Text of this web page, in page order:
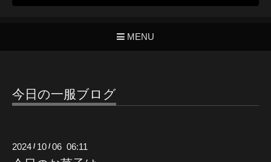
MENU
今日の一服ブログ
2024 / 10 /06 06:11